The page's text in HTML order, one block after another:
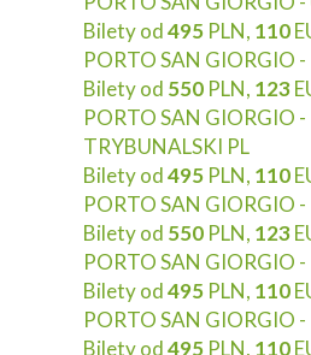
Bilety od495 PLN, 110
PORTO SAN GIORGIO -
Bilety od 550 PLN, 123
PORTO SAN GIORGIO
TRYBUNALSKI PL
Bilety od495 PLN, 110
PORTO SAN GIORGIO
Bilety od 550 PLN, 123
PORTO SAN GIORGIO
Bilety od495 PLN, 110
PORTO SAN GIORGIO
Bilety od495 PLN, 110